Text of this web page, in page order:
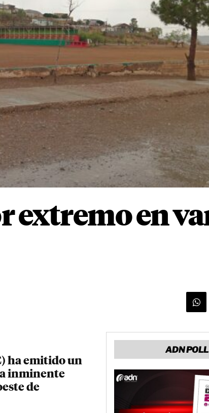
extremo en
ha emitido un
inminente
de
ADN